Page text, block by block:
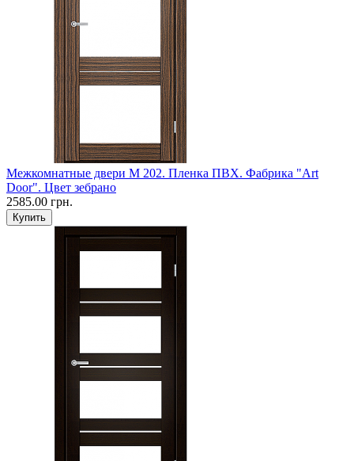
Межкомнатные двери M 202. Пленка ПВХ. Фабрика "Art
Door". Цвет зебрано
2585.00 грн.